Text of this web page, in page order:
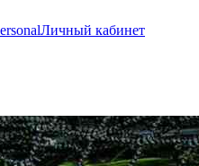
Личный кабинет